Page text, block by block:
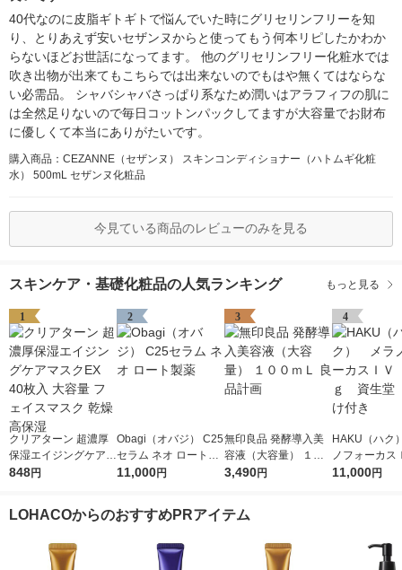
40代なのに皮脂ギトギトで悩んでいた時にグリセリンフリーを知
り、とりあえず安いセザンヌからと使ってもう何本リピしたかわか
らないほどお世話になってます。 他のグリセリンフリー化粧水では
吹き出物が出来てもこちらでは出来ないのでもはや無くてはならな
い必需品。 シャバシャバさっぱり系なため潤いはアラフィフの肌に
は全然足りないので毎日コットンパックしてますが大容量でお財布
に優しくて本当にありがたいです。
購入商品：CEZANNE（セザンヌ） スキンコンディショナー（ハトムギ化粧
水） 500mL セザンヌ化粧品
今見ている商品のレビューのみを見る
スキンケア・基礎化粧品の人気ランキング もっと見る
1
クリアターン 超濃厚
保湿エイジングケアマ
スクEX 40枚入 大容量
848円
2
Obagi（オバジ） C25
セラム ネオ ロート製
薬
11,000円
3
無印良品 発酵導入美
容液（大容量） １０
０ｍＬ 良品計画
3,490円
4
HAKU（ハ
ノフォーカ
5ｇ 資生堂
11,000円
LOHACOからのおすすめPRアイテム